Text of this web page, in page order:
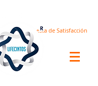
Encuesta de Satisfacción